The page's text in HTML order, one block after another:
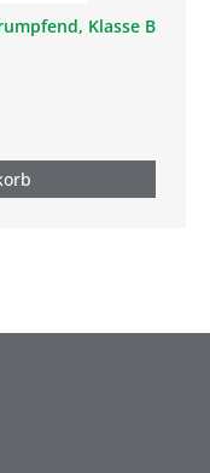
Klasse B